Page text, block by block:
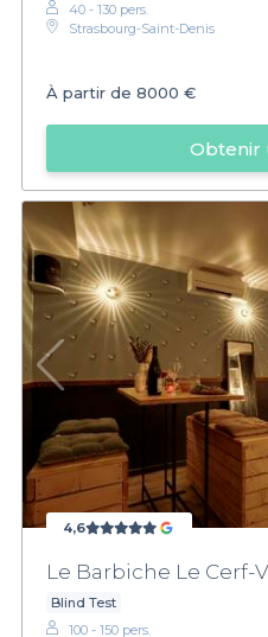
40 - 130 pers.
Strasbourg-Saint-Denis
À partir de 8000 €
Obtenir
4,6
Le Barbiche Le Cerf-
Blind Test
100 - 150 pers.